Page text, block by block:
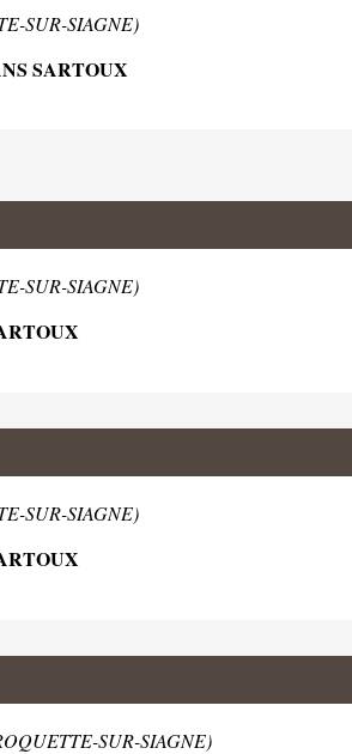
SUR-SIAGNE)
SARTOUX
SUR-SIAGNE)
SUR-SIAGNE)
SUR-SIAGNE)